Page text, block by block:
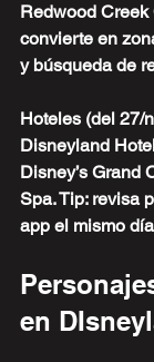
Redwood Creek
convierte en
y búsqueda de
Hoteles (del 27/
Disneyland
Disney’s Grand
Spa. Tip: revisa
app el mismo
en